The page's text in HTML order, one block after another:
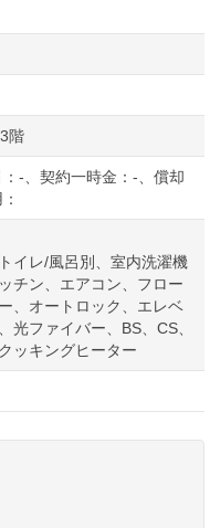
階
-、契約一時金：-、償却
イレ/風呂別、室内洗濯機
チン、エアコン、フロー
、オートロック、エレベ
光ファイバー、BS、CS、
ッキングヒーター